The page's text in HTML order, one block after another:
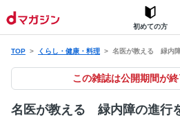
初めての方
TOP くらし・健康・料理 名医が教える 緑内
この雑誌は公開期間が
名医が教える 緑内障の進行